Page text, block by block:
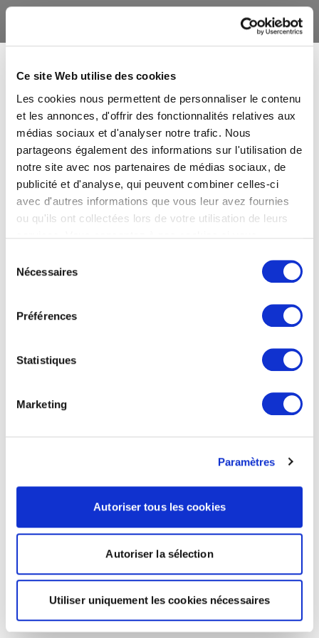
Ce site Web utilise des cookies
Les cookies nous permettent de personnaliser le contenu
et les annonces, d'offrir des fonctionnalités relatives aux
médias sociaux et d'analyser notre trafic. Nous
partageons également des informations sur l'utilisation de
notre site avec nos partenaires de médias sociaux, de
publicité et d'analyse, qui peuvent combiner celles-ci
avec d'autres informations que vous leur avez fournies
ou qu'ils ont collectées lors de votre utilisation de leurs
Nécessaires
Préférences
Statistiques
Marketing
Paramètres
Autoriser tous les cookies
Autoriser la sélection
Utiliser uniquement les cookies nécessaires